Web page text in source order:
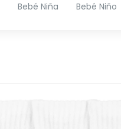
Bebé Niña Bebé Niño